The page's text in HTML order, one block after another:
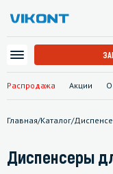
Распродажа Акции
Главная/Каталог/
Диспенсеры